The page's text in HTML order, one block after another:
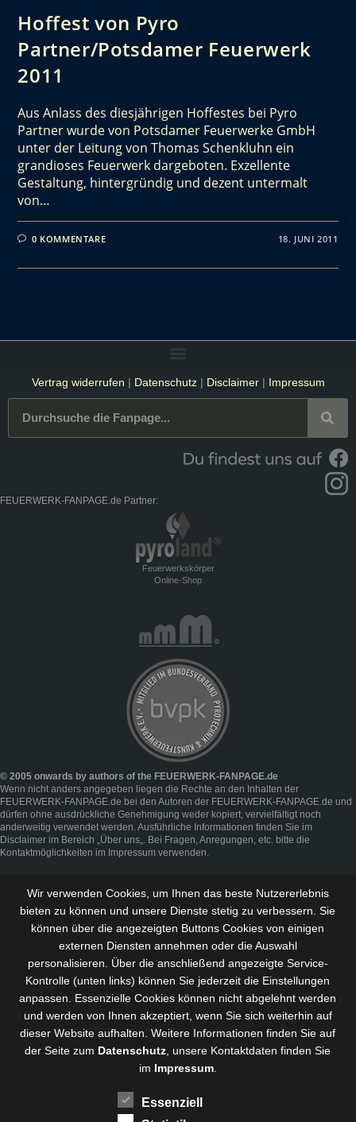
Hoffest von Pyro
Partner/Potsdamer Feuerwerk
2011
Aus Anlass des diesjährigen Hoffestes bei Pyro
Partner wurde von Potsdamer Feuerwerke GmbH
unter der Leitung von Thomas Schenkluhn ein
grandioses Feuerwerk dargeboten. Exzellente
Gestaltung, hintergründig und dezent untermalt
von…
0 KOMMENTARE 18. JUNI 2011
Vertrag widerrufen | Datenschutz| Disclaimer| Impressum
FEUERWERK-FANPAGE.de Partner:
Feuerwerkskörper
Online-Shop
© 2005 onwards by authors of the FEUERWERK-FANPAGE.de
Wenn nicht anders angegeben liegen die Rechte an den Inhalten der
FEUERWERK-FANPAGE.de bei den Autoren der FEUERWERK-FANPAGE.de und
dürfen ohne ausdrückliche Genehmigung weder kopiert, vervielfältigt noch
anderweitig verwendet werden. Ausführliche Informationen finden Sie im
Disclaimer im Bereich „Über uns„. Bei Fragen, Anregungen, etc. bitte die
Kontaktmöglichkeiten im Impressum verwenden.
Wir verwenden Cookies, um Ihnen das beste Nutzererlebnis
bieten zu können und unsere Dienste stetig zu verbessern . Sie
können über die angezeigten Buttons Cookies von einigen
externen Diensten annehmen oder die Auswahl
personalisieren. Über die anschließend angezeigte Service-
Kontrolle (unten links) können Sie jederzeit die Einstellungen
anpassen. Essenzielle Cookies können nicht abgelehnt werden
und werden von Ihnen akzeptiert, wenn Sie sich weiterhin auf
dieser Website aufhalten. Weitere Informationen finden Sie auf
der Seite zum Datenschutz , unsere Kontaktdaten finden Sie
im Impressum.
Essenziell